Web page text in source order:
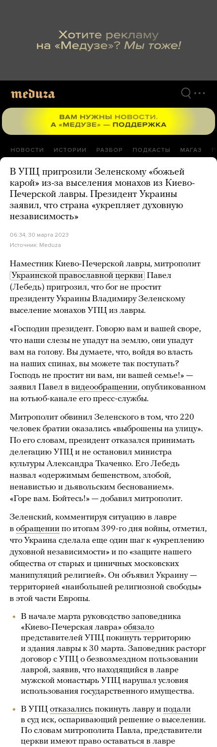
НОВОСТИ ИСТОРИИ РАЗБОР ПОДКАСТЫ МАГАЗ
В УПЦ пригрозили Зеленскому «божьей
карой» из-за выселения монахов из Киево-
Печерской лавры. Президент Украины
заявил, что страна «укрепляет духовную
независимость»
06:34, 30 марта 2023
Источник: Meduza
Наместник Киево-Печерской лавры, митрополит
Украинской православной церкви Павел
(Лебедь) пригрозил, что бог не простит
президенту Украины Владимиру Зеленскому
выселение монахов УПЦ из лавры.
«Господин президент. Говорю вам и вашей своре,
что наши слезы не упадут на землю, они упадут
вам на голову. Вы думаете, что, войдя во власть
на наших спинах, вы можете так поступать?
Господь не простит ни вам, ни вашей семье!» —
заявил Павел в видеообращении, опубликованном
на ютьюб-канале его пресс-службы.
Митрополит обвинил Зеленского в том, что 220
человек братии оказались «выброшены на улицу».
По его словам, президент отказался принимать
делегацию УПЦ и не остановил министра
культуры Александра Ткаченко. Его Лебедь
назвал «одержимым бешенством, злобой,
ненавистью и дьявольским беснованием».
«Горе вам. Бойтесь!» — добавил митрополит.
Зеленский, комментируя ситуацию в лавре
в обращении по итогам 399-го дня войны, отметил,
что Украина сделала еще один шаг к «укреплению
духовной независимости» и по «защите нашего
общества от старых и циничных московских
манипуляций религией». Он объявил Украину —
территорией «наибольшей религиозной свободы»
в этой части Европы.
В начале марта руководство заповедника
«Киево-Печерская лавра» обязало
представителей УПЦ покинуть территорию
и здания лавры к 30 марта. Заповедник расторг
договор с УПЦ о безвозмездном пользовании
лаврой, заявив, что находящийся в лавре
мужской монастырь УПЦ нарушал условия
использования государственного имущества.
В УПЦ отказались покинуть лавру и подали
в суд иск, оспаривающий решение о выселении.
По словам митрополита Павла, представители
церкви имеют право оставаться в лавре